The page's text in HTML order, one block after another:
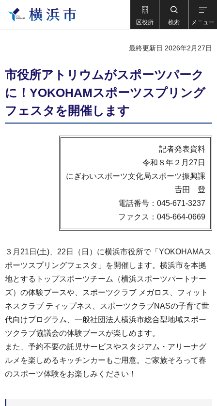
区役所 検索 メニュー
最終更新日 2026年2月27日
市役所アトリウムがスポーツパーク
に！YOKOHAMスポーツスプリング
フェスタを開催します
記者発表資料
令和８年２月27日
にぎわいスポーツ文化局スポーツ振興課
𠮷田 登
電話番号：045-671-3237
ファクス：045-664-0669
３月21日(土)、22日（日）に横浜市役所で「YOKOHAMAス
ポーツスプリングフェスタ」を開催します。横浜市を本拠
地とするトップスポーツチーム（横浜スポーツパートナー
ズ）の体験ブースや、スポーツクラブ メガロス、フィット
ネスクラブ ティップネス、スポーツクラブNASの子育て世
代向けプログラム、一般社団法人横浜市総合型地域スポー
ツクラブ協議会の体験ブースが楽しめます。
また、予約不要の託児サービスやスタジアム・アリーナグ
ルメを楽しめるキッチンカーもご用意。ご家族そろって春
のスポーツ体験をお楽しみください！